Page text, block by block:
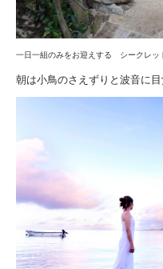
一日一組のみをお迎えする シークレッ
朝は小鳥のさえずりと波音に